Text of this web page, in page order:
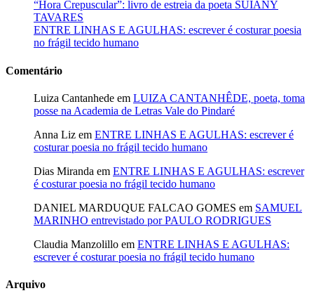
“Hora Crepuscular”: livro de estreia da poeta SUIANY
TAVARES
ENTRE LINHAS E AGULHAS: escrever é costurar poesia
no frágil tecido humano
Comentário
Luiza Cantanhede em LUIZA CANTANHÊDE, poeta, toma
posse na Academia de Letras Vale do Pindaré
Anna Liz em ENTRE LINHAS E AGULHAS: escrever é
costurar poesia no frágil tecido humano
Dias Miranda em ENTRE LINHAS E AGULHAS: escrever
é costurar poesia no frágil tecido humano
DANIEL MARDUQUE FALCAO GOMES em SAMUEL
MARINHO entrevistado por PAULO RODRIGUES
Claudia Manzolillo em ENTRE LINHAS E AGULHAS:
escrever é costurar poesia no frágil tecido humano
Arquivo